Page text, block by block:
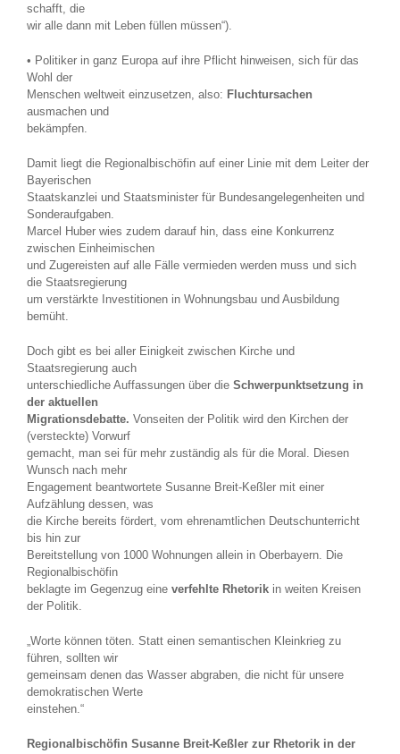
schafft, die
wir alle dann mit Leben füllen müssen“).
• Politiker in ganz Europa auf ihre Pflicht hinweisen, sich für das
Wohl der
Menschen weltweit einzusetzen, also: Fluchtursachen
ausmachen und
bekämpfen.
Damit liegt die Regionalbischöfin auf einer Linie mit dem Leiter der
Bayerischen
Staatskanzlei und Staatsminister für Bundesangelegenheiten und
Sonderaufgaben.
Marcel Huber wies zudem darauf hin, dass eine Konkurrenz
zwischen Einheimischen
und Zugereisten auf alle Fälle vermieden werden muss und sich
die Staatsregierung
um verstärkte Investitionen in Wohnungsbau und Ausbildung
bemüht.
Doch gibt es bei aller Einigkeit zwischen Kirche und
Staatsregierung auch
unterschiedliche Auffassungen über die Schwerpunktsetzung in
der aktuellen
Migrationsdebatte. Vonseiten der Politik wird den Kirchen der
(versteckte) Vorwurf
gemacht, man sei für mehr zuständig als für die Moral. Diesen
Wunsch nach mehr
Engagement beantwortete Susanne Breit-Keßler mit einer
Aufzählung dessen, was
die Kirche bereits fördert, vom ehrenamtlichen Deutschunterricht
bis hin zur
Bereitstellung von 1000 Wohnungen allein in Oberbayern. Die
Regionalbischöfin
beklagte im Gegenzug eine verfehlte Rhetorik in weiten Kreisen
der Politik.
„Worte können töten. Statt einen semantischen Kleinkrieg zu
führen, sollten wir
gemeinsam denen das Wasser abgraben, die nicht für unsere
demokratischen Werte
einstehen.“
Regionalbischöfin Susanne Breit-Keßler zur Rhetorik in der